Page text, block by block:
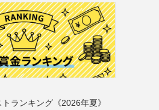
ランキング《2026年夏》